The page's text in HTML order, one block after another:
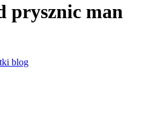
prysznic man
blog